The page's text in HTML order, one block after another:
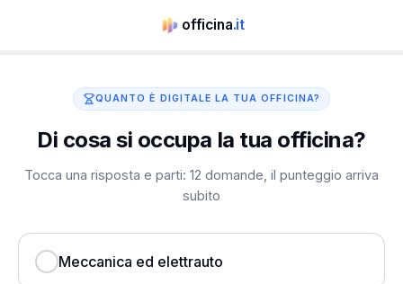
officina.it
QUANTO È DIGITALE LA TUA OFFICINA?
Di cosa si occupa la tua officina?
Tocca una risposta e parti: 12 domande, il punteggio arriva
subito
Meccanica ed elettrauto